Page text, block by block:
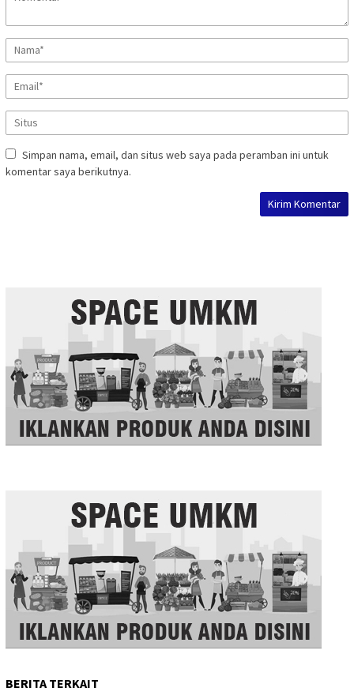
Simpan nama, email, dan situs web saya pada peramban ini untuk
komentar saya berikutnya.
BERITA TERKAIT